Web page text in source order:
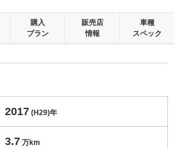
購入
プラン
販売店
情報
車種
スペック
2017 (H29)年
3.7 万km